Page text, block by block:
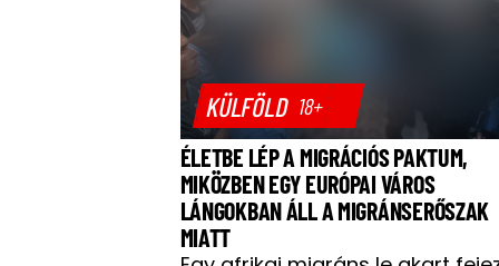
KÜLFÖLD 18+
ÉLETBE LÉP A MIGRÁCIÓS PAKTUM,
MIKÖZBEN EGY EURÓPAI VÁROS
LÁNGOKBAN ÁLL A MIGRÁNSERŐSZAK
MIATT